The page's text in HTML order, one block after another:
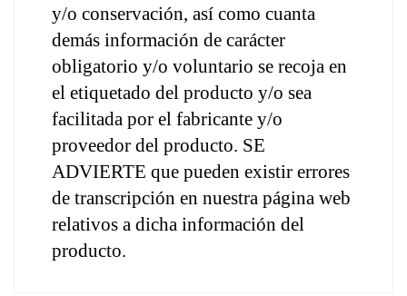
y/o conservación, así como cuanta
demás información de carácter
obligatorio y/o voluntario se recoja en
el etiquetado del producto y/o sea
facilitada por el fabricante y/o
proveedor del producto. SE
ADVIERTE que pueden existir errores
de transcripción en nuestra página web
relativos a dicha información del
producto.